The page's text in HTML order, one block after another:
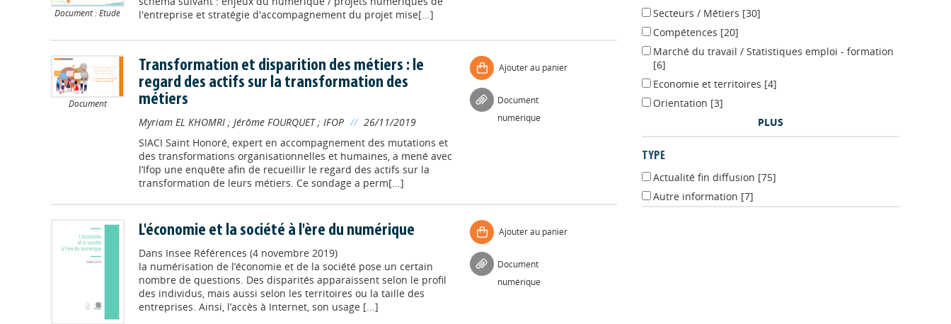
Document : Etude
l'entreprise et stratégie d'accompagnement du projet mise[...]
Document
Transformation et disparition des métiers : le
regard des actifs sur la transformation des
métiers
Myriam EL KHOMRI; Jérôme FOURQUET; IFOP // 26/11/2019
SIACI Saint Honoré, expert en accompagnement des mutations et
des transformations organisationnelles et humaines, a mené avec
l’Ifop une enquête afin de recueillir le regard des actifs sur la
transformation de leurs métiers. Ce sondage a perm[...]
Ajouter au panier
Document
numérique
L'économie et la société à l'ère du numérique
Dans Insee Références (4 novembre 2019)
la numérisation de l’économie et de la société pose un certain
nombre de questions. Des disparités apparaissent selon le profil
des individus, mais aussi selon les territoires ou la taille des
entreprises. Ainsi, l’accès à Internet, son usage [...]
Ajouter au panier
Document
numérique
THÈME
Secteurs / Métiers
Compétences
[20]
Marché du travail / Statistiques emploi - formation
[6]
Economie et territoires
PLUS
TYPE
Actualité fin diffusion
Autre information[7]